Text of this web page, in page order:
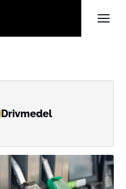
Drivmedel